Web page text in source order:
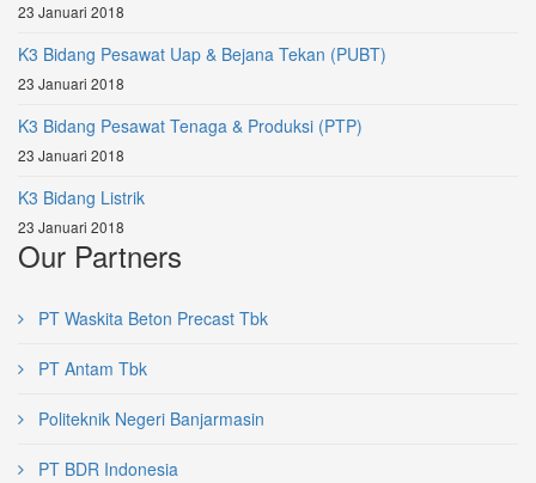
23 Januari 2018
K3 Bidang Pesawat Uap & Bejana Tekan (PUBT)
23 Januari 2018
K3 Bidang Pesawat Tenaga & Produksi (PTP)
23 Januari 2018
K3 Bidang Listrik
23 Januari 2018
Our Partners
PT Waskita Beton Precast Tbk
PT Antam Tbk
Politeknik Negeri Banjarmasin
PT BDR Indonesia